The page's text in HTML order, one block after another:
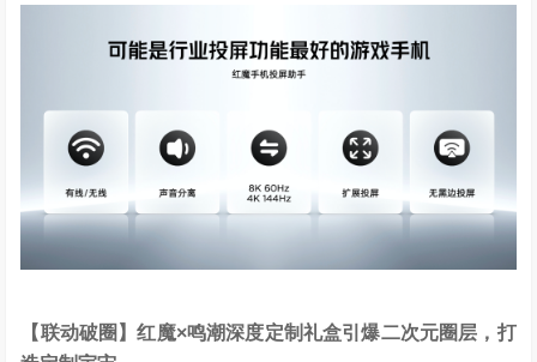
【联动破圈】红魔×鸣潮深度定制礼盒引爆二次元圈层，打